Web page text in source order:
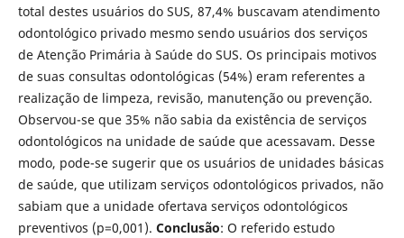
total destes usuários do SUS, 87,4% buscavam atendimento
odontológico privado mesmo sendo usuários dos serviços
de Atenção Primária à Saúde do SUS. Os principais motivos
de suas consultas odontológicas (54%) eram referentes a
realização de limpeza, revisão, manutenção ou prevenção.
Observou-se que 35% não sabia da existência de serviços
odontológicos na unidade de saúde que acessavam. Desse
modo, pode-se sugerir que os usuários de unidades básicas
de saúde, que utilizam serviços odontológicos privados, não
sabiam que a unidade ofertava serviços odontológicos
preventivos (p=0,001). Conclusão: O referido estudo